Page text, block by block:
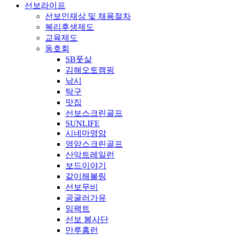
선보라이프
선보인재상 및 채용절차
복리후생제도
교육제도
동호회
SB풋살
김해오토캠핑
낚시
탁구
맛집
선보스크린골프
SUNLIFE
시네마영암
영암스크린골프
산악트레일런
보드이야기
같이해볼링
선보무비
공굴러가유
임팩트
선보 봉사단
만루홈런